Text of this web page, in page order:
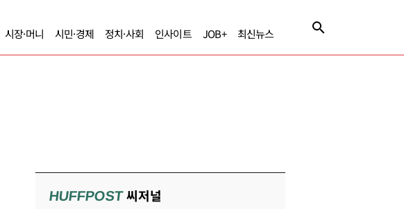
시장·머니 시민·경제 정치·사회 인사이트 JOB+ 최신뉴스
HUFFPOST씨저널